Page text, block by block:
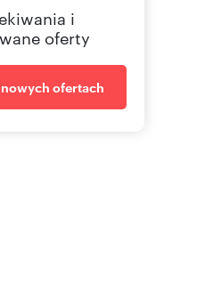
i
oferty
ofertach